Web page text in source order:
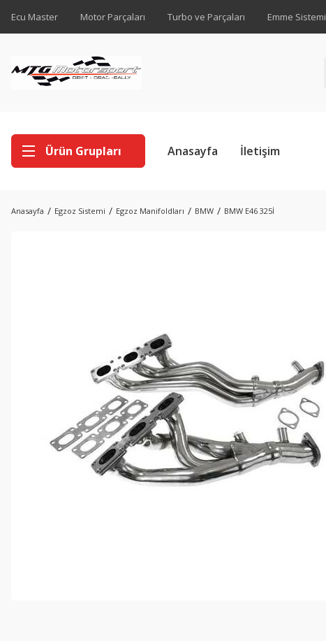
Ecu Master Motor Parçaları Turbo ve Parçaları Emme Sistemi
Ürün Grupları Anasayfa İletişim
Anasayfa Egzoz Sistemi Egzoz Manifoldları BMW BMW E46 325İ